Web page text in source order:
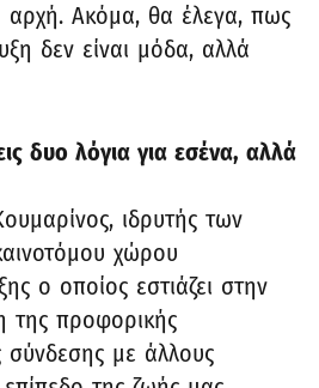
αρχή. Ακόμα, θα έλεγα, πως
δεν είναι μόδα, αλλά
δυο λόγια για εσένα, αλλά
ιδρυτής των
χώρου
ο οποίος εστιάζει στην
της προφορικής
σύνδεσης με άλλους